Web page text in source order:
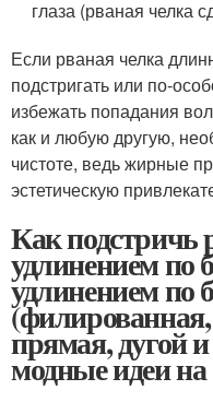
глаза (рваная челка
Если рваная челка
подстригать или по-
избежать попадания
как и любую другую,
чистоте, ведь жирные
эстетическую
Как подстричь
удлинением по
удлинением по
(филированная,
прямая, дугой
модные идеи